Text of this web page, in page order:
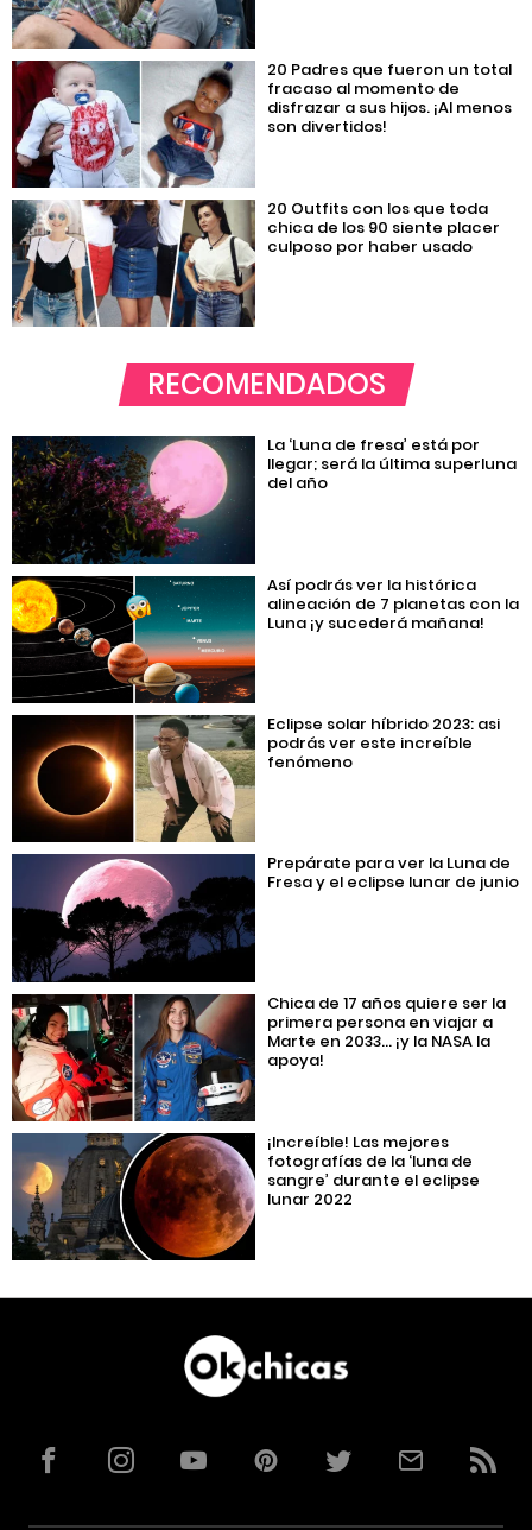
20 Padres que fueron un total
fracaso al momento de
disfrazar a sus hijos. ¡Al menos
son divertidos!
20 Outfits con los que toda
chica de los 90 siente placer
culposo por haber usado
RECOMENDADOS
La ‘Luna de fresa’ está por
llegar; será la última superluna
del año
Así podrás ver la histórica
alineación de 7 planetas con la
Luna ¡y sucederá mañana!
Eclipse solar híbrido 2023: asi
podrás ver este increíble
fenómeno
Prepárate para ver la Luna de
Fresa y el eclipse lunar de junio
Chica de 17 años quiere ser la
primera persona en viajar a
Marte en 2033… ¡y la NASA la
apoya!
¡Increíble! Las mejores
fotografías de la ‘luna de
sangre’ durante el eclipse
lunar 2022
FacebookInstagramYouTubePinterestTwitterCorreoRSS